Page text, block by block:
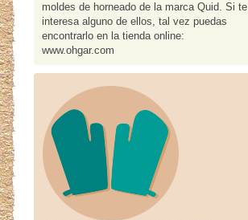
moldes de horneado de la marca Quid. Si te
interesa alguno de ellos, tal vez puedas
encontrarlo en la tienda online:
www.ohgar.com